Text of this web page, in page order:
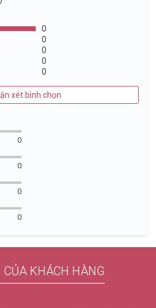
0
0
0
0
0
xét bình chọn
0
0
0
0
KHÁCH HÀNG